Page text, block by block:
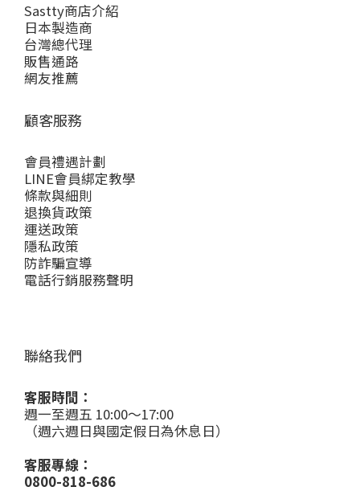
Sastty商店介紹
日本製造商
台灣總代理
販售通路
網友推薦
顧客服務
會員禮遇計劃
LINE會員綁定教學
條款與細則
退換貨政策
運送政策
隱私政策
防詐騙宣導
電話行銷服務聲明
聯絡我們
客服時間：
週一至週五 10:00～17:00
（週六週日與國定假日為休息日）
客服專線：
0800-818-686